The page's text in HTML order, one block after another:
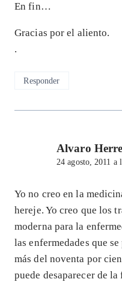
En fin…
Gracias por el aliento.
.
Responder
Alvaro
24 agosto, 2011 a
Yo no creo en la
hereje. Yo creo que los
moderna para la
las enfermedades que
más del noventa por
puede desaparecer de